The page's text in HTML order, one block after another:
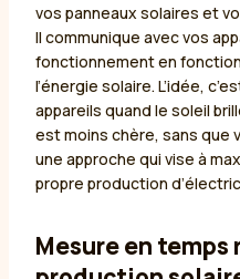
vos panneaux solaires et
Il communique avec vos
fonctionnement en
l’énergie solaire. L’idée,
appareils quand le soleil
est moins chère, sans que
une approche qui vise à
propre production
Mesure en temps